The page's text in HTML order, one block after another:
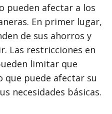
pueden afectar a los
En primer lugar,
de sus ahorros y
Las restricciones en
limitar que
que puede afectar su
necesidades básicas.